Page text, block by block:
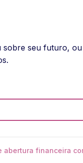
sobre seu futuro,
abertura financeira